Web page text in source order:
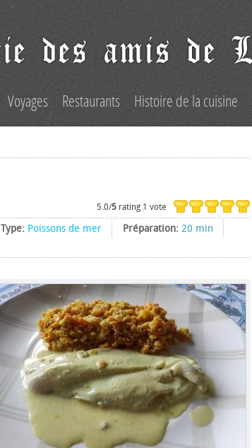
Voyages Restaurants Histoire de la cuisine
5.0/5 rating 1 vote
Type: Poissons de mer Préparation: 20 min